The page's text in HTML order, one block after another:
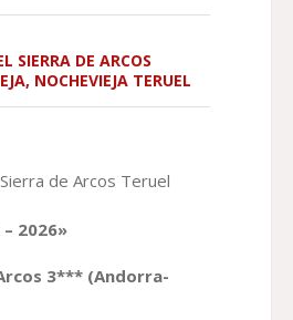
SIERRA DE ARCOS
, NOCHEVIEJA TERUEL
de Arcos Teruel
– 2026»
3*** (Andorra-